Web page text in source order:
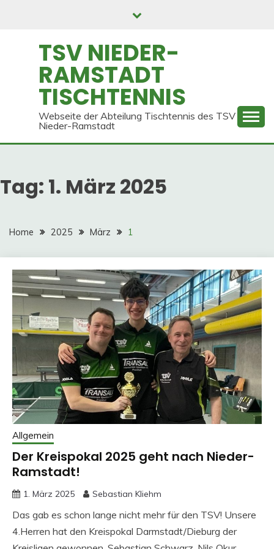
TSV NIEDER-
RAMSTADT
TISCHTENNIS
Webseite der Abteilung Tischtennis des TSV
Nieder-Ramstadt
Tag: 1. März 2025
Home 2025 März 1
Allgemein
Der Kreispokal 2025 geht nach Nieder-
Ramstadt!
1. März 2025 Sebastian Kliehm
Das gab es schon lange nicht mehr für den TSV! Unsere
4.Herren hat den Kreispokal Darmstadt/Dieburg der